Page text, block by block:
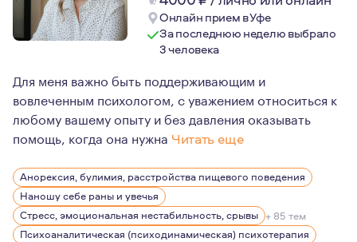
Онлайн прием в Уфе
За последнюю неделю выбрало
3 человека
Для меня важно быть поддерживающим и
вовлеченным психологом, с уважением относиться к
любому вашему опыту и без давления оказывать
помощь, когда она нужна Читать еще
Мой личный опыт терапии показал мне, как работа с
Анорексия, булимия, расстройства пищевого поведения
Наношу себе раны и увечья
Стресс, эмоциональная нестабильность, срывы + 85 тем
Психоаналитическая (психодинамическая) психотерапия